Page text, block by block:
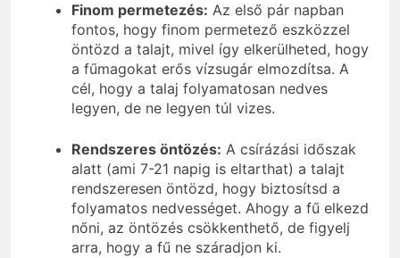
Finom permetezés: Az első pár napban
fontos, hogy finom permetező eszközzel
öntözd a talajt, mivel így elkerülheted, hogy
a fűmagokat erős vízsugár elmozdítsa. A
cél, hogy a talaj folyamatosan nedves
legyen, de ne legyen túl vizes.
Rendszeres öntözés: A csírázási időszak
alatt (ami 7-21 napig is eltarthat) a talajt
rendszeresen öntözd, hogy biztosítsd a
folyamatos nedvességet. Ahogy a fű elkezd
nőni, az öntözés csökkenthető, de figyelj
arra, hogy a fű ne száradjon ki.